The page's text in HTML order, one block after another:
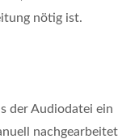
nötig ist.
der Audiodatei ein
nachgearbeitet